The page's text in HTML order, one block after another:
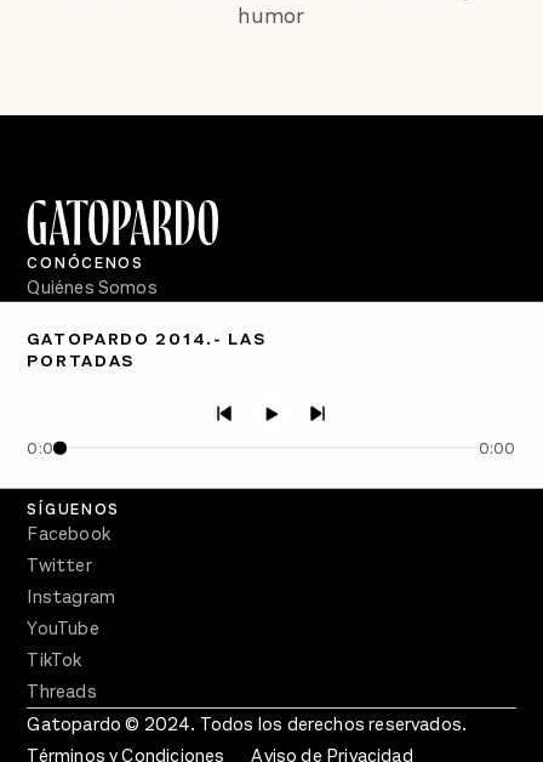
humor
GATOPARDO 2014.- LAS
PORTADAS
0:00 0:00
CONÓCENOS
Quiénes Somos
PÓDCASTS
Crecer en Distopía
SÍGUENOS
Facebook
Twitter
Instagram
YouTube
TikTok
Threads
Gatopardo © 2024. Todos los derechos reservados.
Términos y Condiciones
Aviso de Privacidad